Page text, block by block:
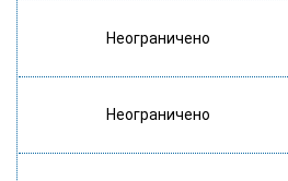
Неограничено
Неограничено